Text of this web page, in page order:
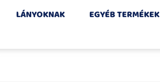
LÁNYOKNAK EGYÉB TERMÉKEK